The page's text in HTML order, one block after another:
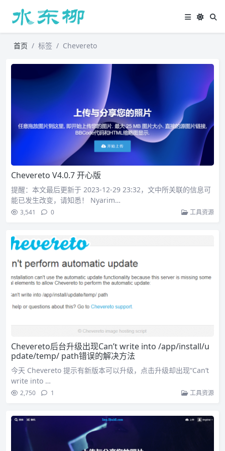
首页 标签 Chevereto
Chevereto V4.0.7 开心版
提醒：本文最后更新于 2023-12-29 23:32，文中所关联的信息可
能已发生改变，请知悉！ Nyarim…
3,541 0 工具资源
Chevereto后台升级出现Can’t write into /app/install/u
pdate/temp/ path错误的解决方法
今天 Chevereto 提示有新版本可以升级，点击升级却出现“Can’t
write into …
2,750 1 工具资源